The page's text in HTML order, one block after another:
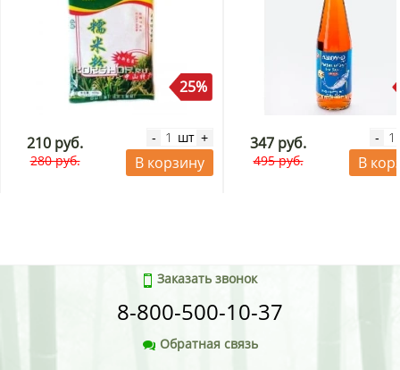
25%
210 руб.
280 руб.
- шт +
В корзину
347 руб.
495 руб.
-
В
Заказать звонок
8-800-500-10-37
Обратная связь